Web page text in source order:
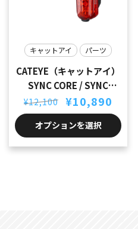
キャットアイ パーツ
CATEYE（キャットアイ）
SYNC CORE / SYNC
KINETIC SET
¥12,100 元
の
価
格
は
¥12,100
¥10,890
現
在
の
価
格
は
オプションを選択